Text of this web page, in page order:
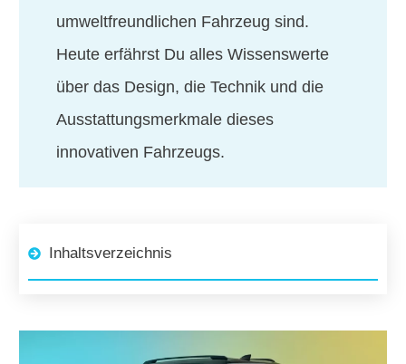
umweltfreundlichen Fahrzeug sind.
Heute erfährst Du alles Wissenswerte
über das Design, die Technik und die
Ausstattungsmerkmale dieses
innovativen Fahrzeugs.
Inhaltsverzeichnis